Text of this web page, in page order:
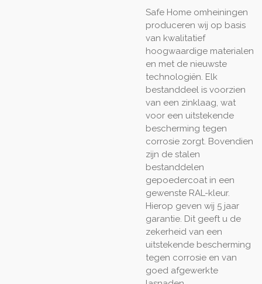
Safe Home omheiningen
produceren wij op basis
van kwalitatief
hoogwaardige materialen
en met de nieuwste
technologiën. Elk
bestanddeel is voorzien
van een zinklaag, wat
voor een uitstekende
bescherming tegen
corrosie zorgt. Bovendien
zijn de stalen
bestanddelen
gepoedercoat in een
gewenste RAL-kleur.
Hierop geven wij 5 jaar
garantie. Dit geeft u de
zekerheid van een
uitstekende bescherming
tegen corrosie en van
goed afgewerkte